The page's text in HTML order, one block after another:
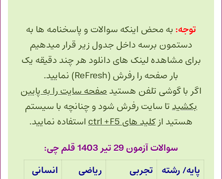
توجه: به محض اینکه سوالات و پاسخنامه ها به
دستمون برسه داخل جدول زیر قرار میدهیم
برای مشاهده لینک های دانلود هر چند دقیقه یک
بار صفحه را رفرش (ReFresh) نمایید.
اگر با گوشی تلفن هستیدصفحه سایت را به پایین
بکشیدتا سایت رفرش شود و چنانچه با سیستم
هستید ازکلید های ctrl +F5 استفاده نمایید.
سوالات آزمون 29 تیر 1403 قلم چی:
پایه/ رشته
تجربی ریاضی انسانی